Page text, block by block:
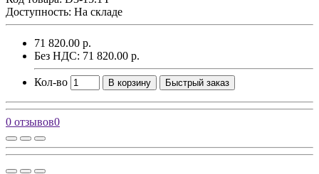
Доступность: На складе
71 820.00 р.
Без НДС: 71 820.00 р.
Кол-во В корзину Быстрый заказ
0 отзывов0